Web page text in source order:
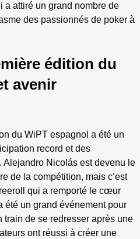
a attiré un grand nombre de
des passionnés de poker à
édition du
avenir
du WiPT espagnol a été un
record et des
Alejandro Nicolás est devenu le
de la compétition, mais c’est
qui a remporté le cœur
été un grand événement pour
train de se redresser après une
ont réussi à créer une